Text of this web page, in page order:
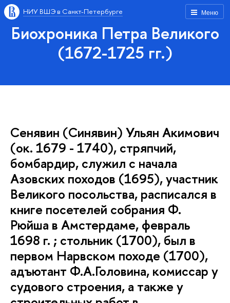
Меню
НИУ ВШЭ в Санкт-Петербурге
Биохроника Петра Великого
(1672-1725 гг.)
Сенявин (Синявин) Ульян Акимович
(ок. 1679 - 1740), стряпчий,
бомбардир, служил с начала
Азовских походов (1695), участник
Великого посольства, расписался в
книге посетелей собрания Ф.
Рюйша в Амстердаме, февраль
1698 г. ; стольник (1700), был в
первом Нарвском походе (1700),
адъютант Ф.А.Головина, комиссар у
судового строения, а также у